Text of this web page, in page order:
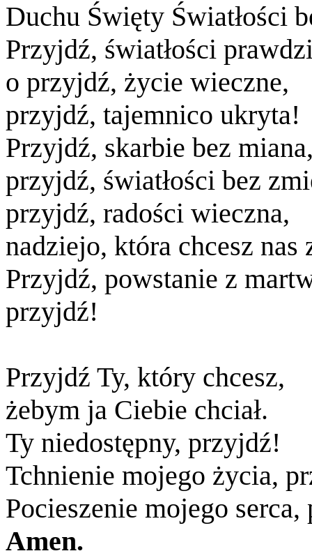
Duchu Święty Światłości
Przyjdź, światłości
o przyjdź, życie wieczne,
przyjdź, tajemnico ukryta!
Przyjdź, skarbie bez
przyjdź, światłości bez
przyjdź, radości wieczna,
nadziejo, która chcesz nas
Przyjdź, powstanie z
przyjdź!
Przyjdź Ty, który chcesz,
żebym ja Ciebie chciał.
Ty niedostępny, przyjdź!
Tchnienie mojego życia,
Pocieszenie mojego
Amen.